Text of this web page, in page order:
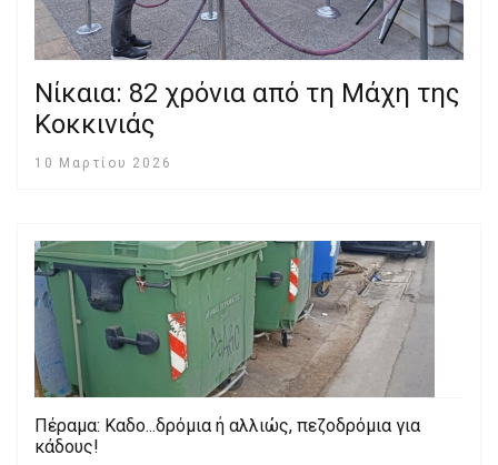
Νίκαια: 82 χρόνια από τη Μάχη της
Κοκκινιάς
10 Μαρτίου 2026
Πέραμα: Καδο...δρόμια ή αλλιώς, πεζοδρόμια για
κάδους!